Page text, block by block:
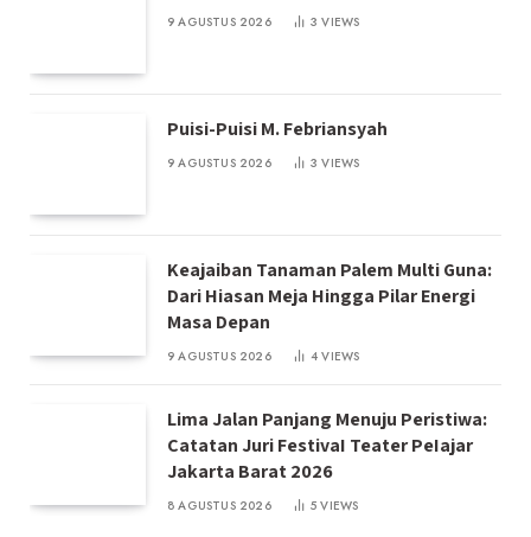
9 AGUSTUS 2026 3VIEWS
Puisi-Puisi M. Febriansyah
9 AGUSTUS 2026 3VIEWS
Keajaiban Tanaman Palem Multi Guna:
Dari Hiasan Meja Hingga Pilar Energi
Masa Depan
9 AGUSTUS 2026 4VIEWS
Lima Jalan Panjang Menuju Peristiwa:
Catatan Juri FestivaI Teater PeIajar
Jakarta Barat 2026
8 AGUSTUS 2026 5VIEWS